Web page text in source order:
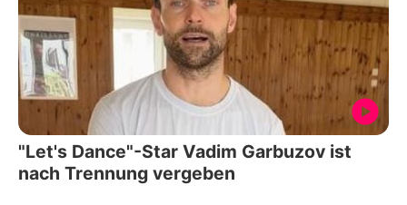
"Let's Dance"-Star Vadim Garbuzov ist
nach Trennung vergeben